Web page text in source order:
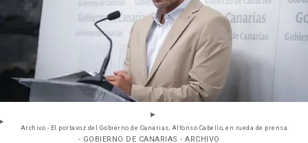
Archivo - El portavoz del Gobierno de Canarias, Alfonso Cabello, en rueda de prensa
- GOBIERNO DE CANARIAS - ARCHIVO